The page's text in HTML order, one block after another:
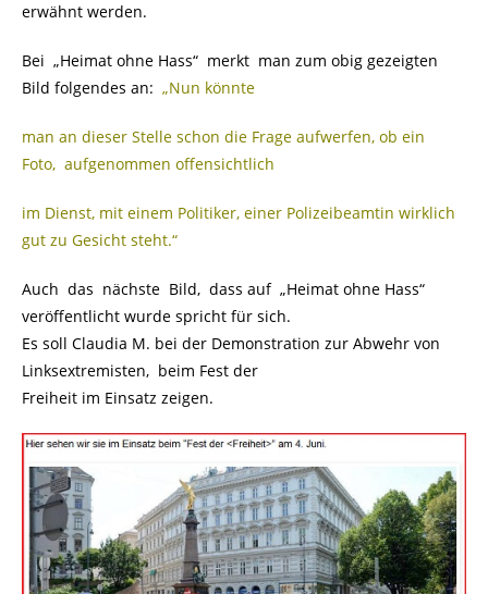
erwähnt werden.
Bei „Heimat ohne Hass“ merkt man zum obig gezeigten
Bild folgendes an: „Nun könnte
man an dieser Stelle schon die Frage aufwerfen, ob ein
Foto, aufgenommen offensichtlich
im Dienst, mit einem Politiker, einer Polizeibeamtin wirklich
gut zu Gesicht steht.“
Auch das nächste Bild, dass auf „Heimat ohne Hass“
veröffentlicht wurde spricht für sich.
Es soll Claudia M. bei der Demonstration zur Abwehr von
Linksextremisten, beim Fest der
Freiheit im Einsatz zeigen.